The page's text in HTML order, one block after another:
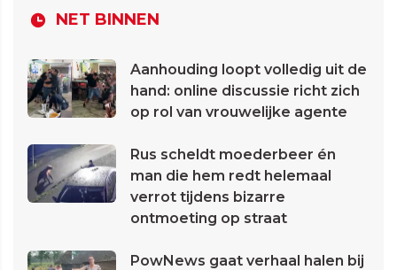
NET BINNEN
Aanhouding loopt volledig uit de
hand: online discussie richt zich
op rol van vrouwelijke agente
Rus scheldt moederbeer én
man die hem redt helemaal
verrot tijdens bizarre
ontmoeting op straat
PowNews gaat verhaal halen bij